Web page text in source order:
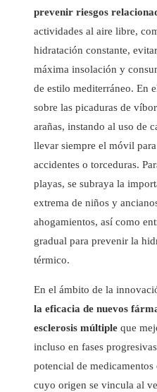
prevenir riesgos
actividades al aire libre,
hidratación constante,
máxima insolación y
de estilo mediterráneo. En
sobre las picaduras de
arañas, instando al uso de
llevar siempre el móvil
accidentes o torceduras.
playas, se subraya la
extrema de niños y
ahogamientos, así como
gradual para prevenir la
térmico.
En el ámbito de la
la eficacia de nuevos
esclerosis múltiple que
incluso en fases
potencial de
cuyo origen se vincula al